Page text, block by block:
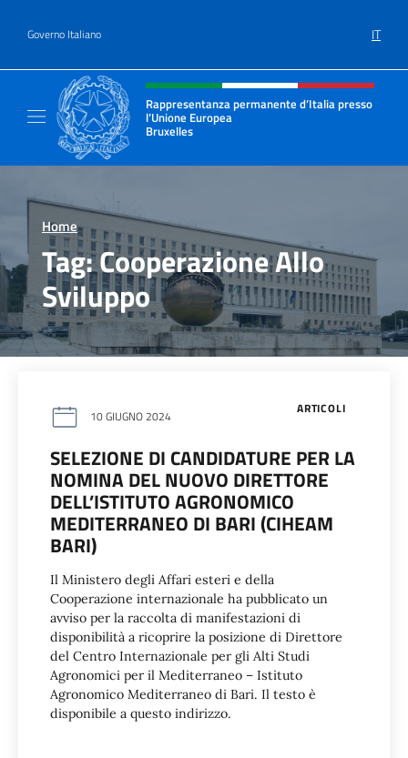
Governo Italiano IT
Intestazione sito, social e menù
Rappresentanza permanente d’Italia presso
l’Unione Europea
Bruxelles
Il sito ufficiale della Rappresentanza
Home >
Tag:Cooperazione Allo
Sviluppo
ARTICOLI
10 GIUGNO 2024
SELEZIONE DI CANDIDATURE PER LA
NOMINA DEL NUOVO DIRETTORE
DELL’ISTITUTO AGRONOMICO
MEDITERRANEO DI BARI (CIHEAM
BARI)
Il Ministero degli Affari esteri e della
Cooperazione internazionale ha pubblicato un
avviso per la raccolta di manifestazioni di
disponibilità a ricoprire la posizione di Direttore
del Centro Internazionale per gli Alti Studi
Agronomici per il Mediterraneo – Istituto
Agronomico Mediterraneo di Bari. Il testo è
disponibile a questo indirizzo.